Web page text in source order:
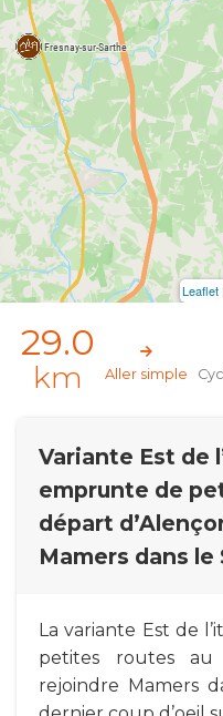
29.0
km Aller simple
Variante Est de
emprunte de
départ
Mamers dans le
La variante Est de
petites routes au
rejoindre Mamers
Leaflet